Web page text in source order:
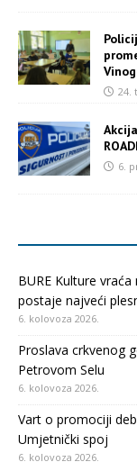
24.
6.
BURE Kulture
postaje najveći
6. kolovoza 2026.
Proslava crkvenog
Petrovom Selu
6. kolovoza 2026.
Vart o promociji
Umjetnički spoj
6. kolovoza 2026.